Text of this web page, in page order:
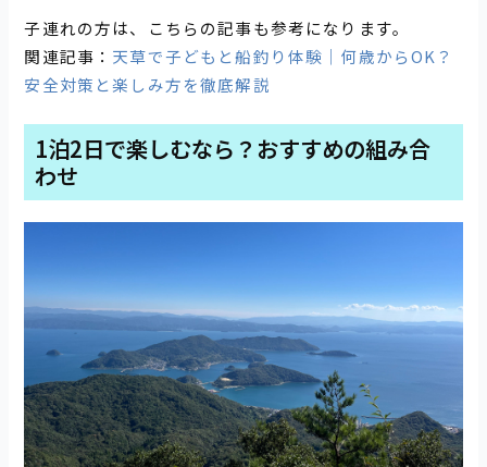
子連れの方は、こちらの記事も参考になります。
関連記事： 天草で子どもと船釣り体験｜何歳からOK？
安全対策と楽しみ方を徹底解説
1泊2日で楽しむなら？おすすめの組み合
わせ